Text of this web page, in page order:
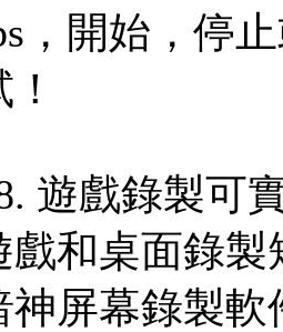
，開始，停
遊戲錄製可
戲和桌面錄
神屏幕錄製軟